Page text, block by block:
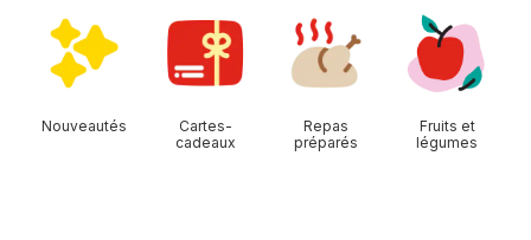
Nouveautés
Cartes-
cadeaux
Repas
préparés
Fruits et
légumes